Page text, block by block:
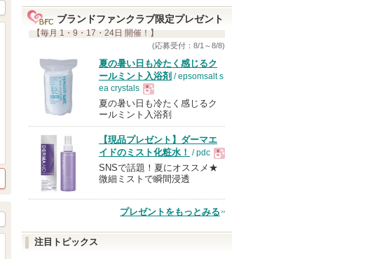
ブランドファンクラブ限定プレゼント
【毎月 1・9・17・24日 開催！】
(応募受付：8/1～8/8)
夏の暑い日も冷たく感じるク
ールミント入浴剤 / epsomsalt s
ea crystals
現
品
夏の暑い日も冷たく感じるク
ールミント入浴剤
【現品プレゼント】ダーマエ
イドのミスト化粧水！ / pdc
現
品
SNSで話題！夏にオススメ★
微細ミストで瞬間浸透
プレゼントをもっとみる
注目トピックス